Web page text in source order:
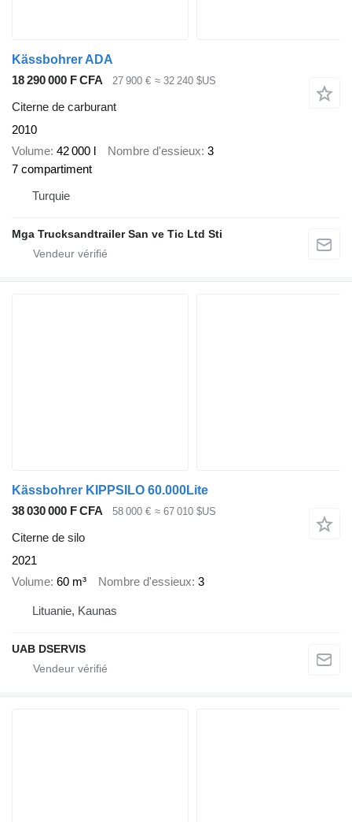
Kässbohrer ADA
18 290 000 F CFA
27 900 € ≈ 32 240 $US
Citerne de carburant
2010
Volume 42 000 l Nombre d'essieux 3
7 compartiment
Turquie
Mga Trucksandtrailer San ve Tic Ltd Sti
Kässbohrer KIPPSILO 60.000Lite
38 030 000 F CFA
58 000 € ≈ 67 010 $US
Citerne de silo
2021
Volume 60 m³ Nombre d'essieux 3
Lituanie, Kaunas
UAB DSERVIS